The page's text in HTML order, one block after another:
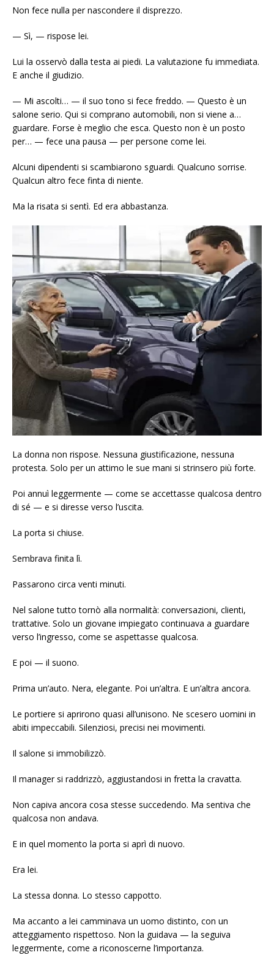
Non fece nulla per nascondere il disprezzo.
— Sì, — rispose lei.
Lui la osservò dalla testa ai piedi. La valutazione fu immediata.
E anche il giudizio.
— Mi ascolti… — il suo tono si fece freddo. — Questo è un
salone serio. Qui si comprano automobili, non si viene a…
guardare. Forse è meglio che esca. Questo non è un posto
per… — fece una pausa — per persone come lei.
Alcuni dipendenti si scambiarono sguardi. Qualcuno sorrise.
Qualcun altro fece finta di niente.
Ma la risata si sentì. Ed era abbastanza.
La donna non rispose. Nessuna giustificazione, nessuna
protesta. Solo per un attimo le sue mani si strinsero più forte.
Poi annuì leggermente — come se accettasse qualcosa dentro
di sé — e si diresse verso l’uscita.
La porta si chiuse.
Sembrava finita lì.
Passarono circa venti minuti.
Nel salone tutto tornò alla normalità: conversazioni, clienti,
trattative. Solo un giovane impiegato continuava a guardare
verso l’ingresso, come se aspettasse qualcosa.
E poi — il suono.
Prima un’auto. Nera, elegante. Poi un’altra. E un’altra ancora.
Le portiere si aprirono quasi all’unisono. Ne scesero uomini in
abiti impeccabili. Silenziosi, precisi nei movimenti.
Il salone si immobilizzò.
Il manager si raddrizzò, aggiustandosi in fretta la cravatta.
Non capiva ancora cosa stesse succedendo. Ma sentiva che
qualcosa non andava.
E in quel momento la porta si aprì di nuovo.
Era lei.
La stessa donna. Lo stesso cappotto.
Ma accanto a lei camminava un uomo distinto, con un
atteggiamento rispettoso. Non la guidava — la seguiva
leggermente, come a riconoscerne l’importanza.